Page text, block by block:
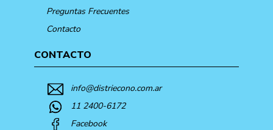
Preguntas Frecuentes
Contacto
CONTACTO
info@distriecono.com.ar
11 2400-6172
Facebook